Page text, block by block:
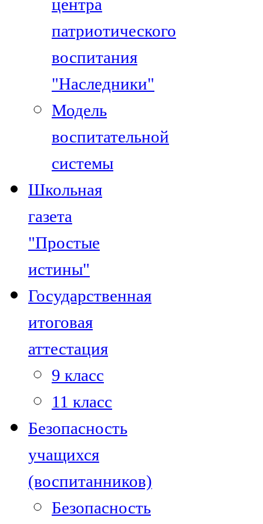
центра
патриотического
воспитания
"Наследники"
Модель
воспитательной
системы
Школьная
газета
"Простые
истины"
Государственная
итоговая
аттестация
9 класс
11 класс
Безопасность
учащихся
(воспитанников)
Безопасность